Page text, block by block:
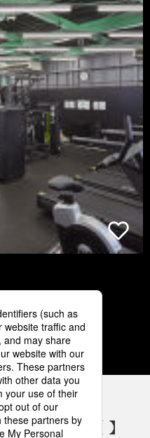
4 5
SNSアカウント